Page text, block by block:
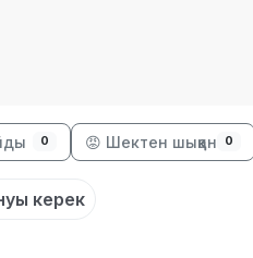
0 😡 Шектен шыққан 0
керек